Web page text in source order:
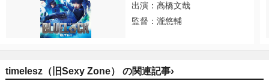
出演：高橋文哉
監督：瀧悠輔
timelesz（旧Sexy Zone） の関連記事›